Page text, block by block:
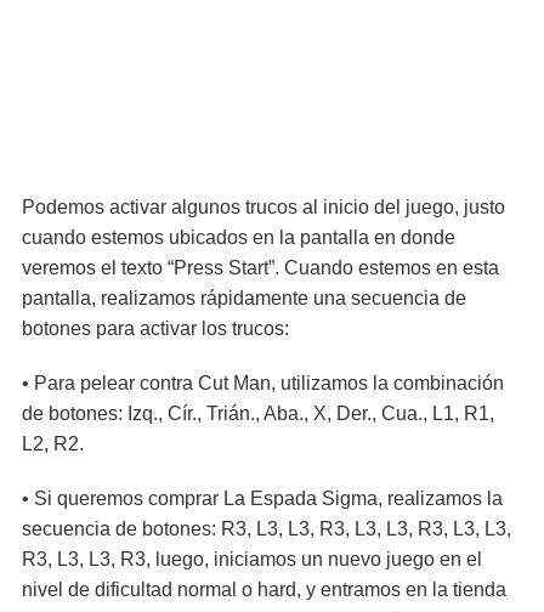
Podemos activar algunos trucos al inicio del juego, justo
cuando estemos ubicados en la pantalla en donde
veremos el texto “Press Start”. Cuando estemos en esta
pantalla, realizamos rápidamente una secuencia de
botones para activar los trucos:
• Para pelear contra Cut Man, utilizamos la combinación
de botones: Izq., Cír., Trián., Aba., X, Der., Cua., L1, R1,
L2, R2.
• Si queremos comprar La Espada Sigma, realizamos la
secuencia de botones: R3, L3, L3, R3, L3, L3, R3, L3, L3,
R3, L3, L3, R3, luego, iniciamos un nuevo juego en el
nivel de dificultad normal o hard, y entramos en la tienda